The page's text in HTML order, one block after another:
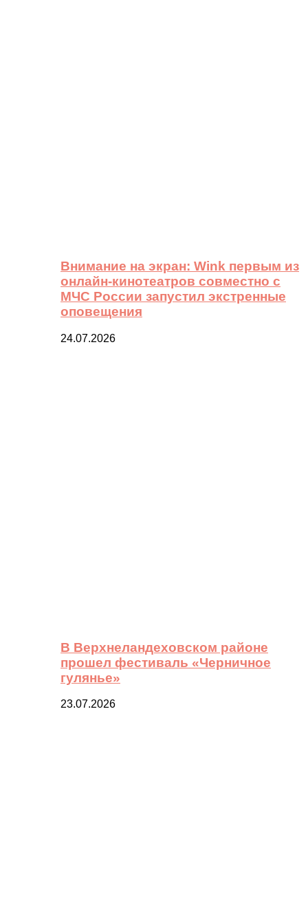
Внимание на экран: Wink первым из
онлайн-кинотеатров совместно с
МЧС России запустил экстренные
оповещения
24.07.2026
В Верхнеландеховском районе
прошел фестиваль «Черничное
гулянье»
23.07.2026